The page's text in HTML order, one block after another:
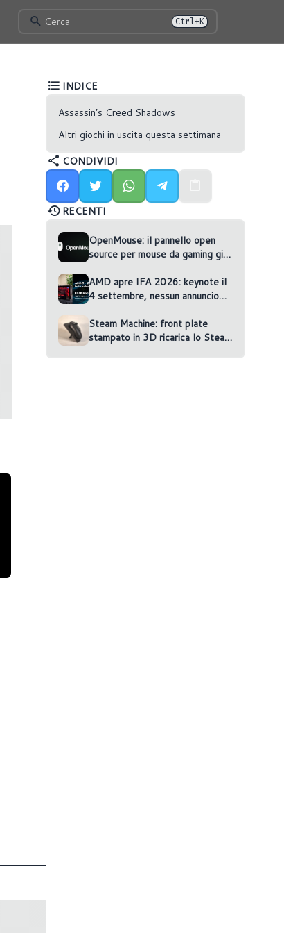
Cerca Ctrl+K
INDICE
Assassin’s Creed Shadows
Altri giochi in uscita questa settimana
CONDIVIDI
RECENTI
OpenMouse: il pannello open
source per mouse da gaming gira
AMD apre IFA 2026: keynote il
4 settembre, nessun annuncio
Steam Machine: front plate
stampato in 3D ricarica lo Steam